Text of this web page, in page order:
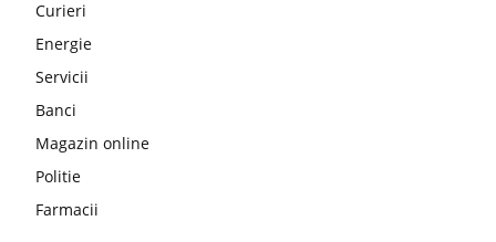
Curieri
Energie
Servicii
Banci
Magazin online
Politie
Farmacii